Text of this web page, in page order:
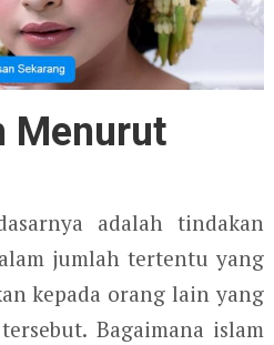
Menurut
adalah tindakan
jumlah tertentu yang
kepada orang lain yang
Bagaimana islam